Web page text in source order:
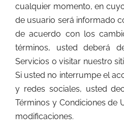
cualquier momento, en
de usuario será informado
de acuerdo con los
términos, usted deberá
Servicios o visitar nuestro
Si usted no interrumpe el
y redes sociales, usted
Términos y Condiciones de
modificaciones.